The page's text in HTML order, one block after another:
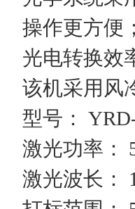
操作更方便
光电转换效
该机采用风
型号：
激光功率：
激光波长：